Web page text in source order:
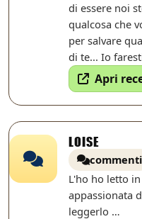
di essere noi
qualcosa che
per salvare
di te... Io
Apri
LOISE
commenti
L'ho ho letto
appassionata
leggerlo …